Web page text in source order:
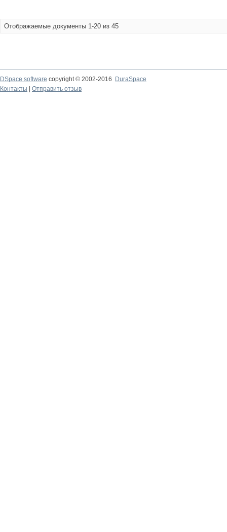
Отображаемые документы 1-20 из 45
DSpace software copyright © 2002-2016
DuraSpace
Контакты
Отправить отзыв